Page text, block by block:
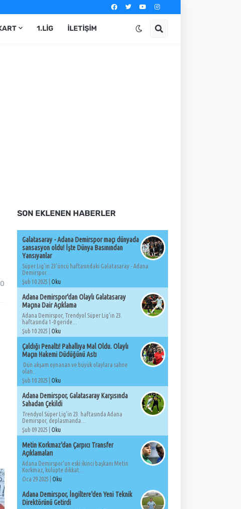
1.LIG İLETIŞIM
0
SON EKLENEN HABERLER
Galatasaray - Adana Demirspor maçı dünyada
sansasyon oldu! İşte Dünya Basınından
Yansıyanlar
Süper Lig'in 23'üncü haftasındaki Galatasaray - Adana
Demirspor...
Şub 10 2025 |
Oku
Adana Demirspor'dan Olaylı Galatasaray
Maçına Dair Açıklama
Adana Demirspor, Trendyol Süper Lig'in 23.
haftasında 1-0 geride...
Şub 10 2025 |
Oku
Çaldığı Penaltı! Pahallıya Mal Oldu. Olaylı
Maçın Hakemi Düdüğünü Astı
Dün akşam oynanan ve büyük olaylara sahne
olan...
Şub 10 2025 |
Oku
Adana Demirspor, Galatasaray Karşısında
Sahadan Çekildi
Trendyol Süper Lig'in 23. haftasında Adana
Demirspor, deplasmanda...
Şub 09 2025 |
Oku
Metin Korkmaz'dan Çarpıcı Transfer
Açıklamaları
Adana Demirspor'un eski ikinci başkanı Metin
Korkmaz, kulüpte dikkat...
Oca 29 2025 |
Oku
Adana Demirspor, İngiltere'den Yeni Teknik
Direktörünü Getirdi